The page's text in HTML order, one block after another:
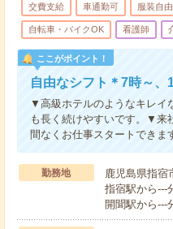
交費支給 車通勤可 服装自由
自転車・バイクOK 看護師
ここがポイント！
自由なシフト＊7時～、
▼高級ホテルのようなキレイ
も長く続けやすいです。▼来
間なくお仕事スタートできま
勤務地
鹿児島県指宿
指宿駅から---
開聞駅から---